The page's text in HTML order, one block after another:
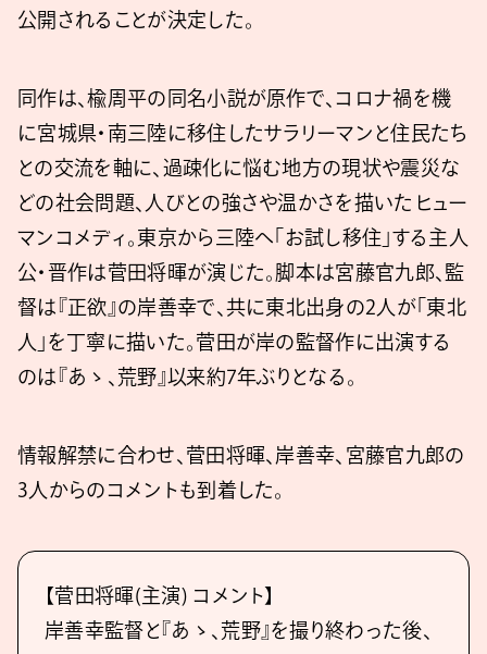
公開されることが決定した。
同作は、楡周平の同名小説が原作で、コロナ禍を機
に宮城県・南三陸に移住したサラリーマンと住民たち
との交流を軸に、過疎化に悩む地方の現状や震災な
どの社会問題、人びとの強さや温かさを描いたヒュー
マンコメディ。東京から三陸へ「お試し移住」する主人
公・晋作は菅田将暉が演じた。脚本は宮藤官九郎、監
督は『正欲』の岸善幸で、共に東北出身の2人が「東北
人」を丁寧に描いた。菅田が岸の監督作に出演する
のは『あゝ、荒野』以来約7年ぶりとなる。
情報解禁に合わせ、菅田将暉、岸善幸、宮藤官九郎の
3人からのコメントも到着した。
【菅⽥将暉(主演) コメント】
岸善幸監督と『あゝ、荒野』を撮り終わった後、